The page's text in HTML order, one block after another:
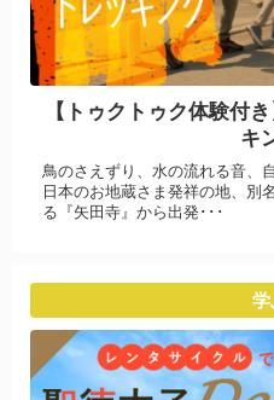
【トゥクトゥク体験付
キ
鳥のさえずり、水の流れる音、
日本のお地蔵さま発祥の地、別
る『矢田寺』から出発･･･
学